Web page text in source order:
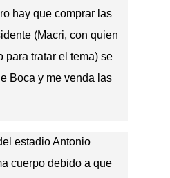
hay que comprar las
(Macri, con quien
para tratar el tema) se
Boca y me venda las
estadio Antonio
cuerpo debido a que